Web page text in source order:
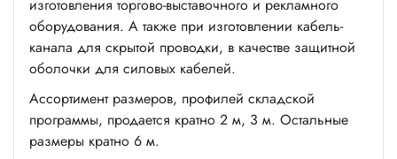
изготовления торгово-выставочного и рекламного
оборудования. А также при изготовлении кабель-
канала для скрытой проводки, в качестве защитной
оболочки для силовых кабелей.
Ассортимент размеров, профилей складской
программы, продается кратно 2 м, 3 м. Остальные
размеры кратно 6 м.